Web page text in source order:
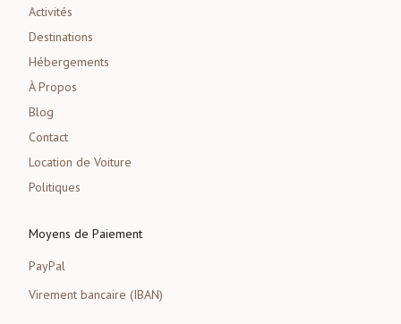
Activités
Destinations
Hébergements
À Propos
Blog
Contact
Location de Voiture
Politiques
Moyens de Paiement
PayPal
Virement bancaire (IBAN)